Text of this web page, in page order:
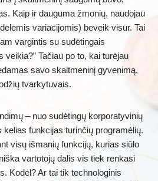
Kaip ir dauguma žmonių, naudojau
variacijomis) beveik visur. Tai
vargintis su sudėtingais
veikia?” Tačiau po to, kai turėjau
savo skaitmeninį gyvenimą,
tvarkytuvais.
– nuo sudėtingų korporatyvinių
funkcijas turinčių programėlių.
visų išmanių funkcijų, kurias siūlo
vartotojų dalis vis tiek renkasi
Kodėl? Ar tai tik technologinis